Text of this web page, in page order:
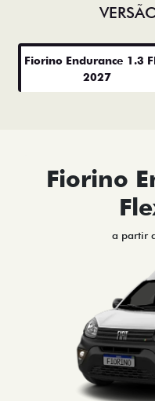
Fiorino Endurance 1.3
2027
Fiorino
a partir